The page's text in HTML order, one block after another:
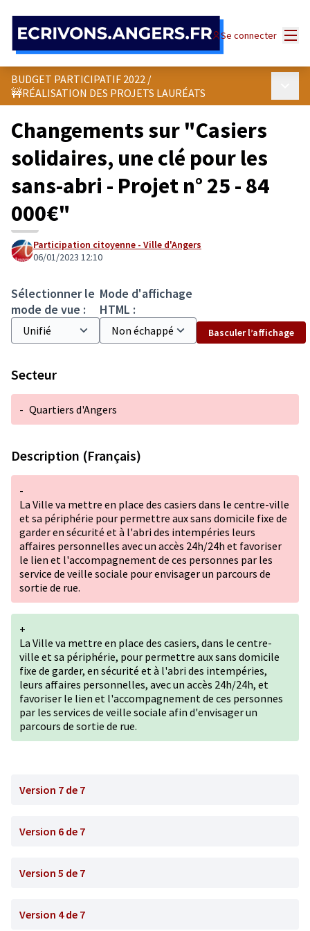
Se connecter
BUDGET PARTICIPATIF 2022 /
🚧RÉALISATION DES PROJETS LAURÉATS
Changements sur "Casiers
solidaires, une clé pour les
sans-abri - Projet n° 25 - 84
000€"
Participation citoyenne - Ville d'Angers
06/01/2023 12:10
Sélectionner le
mode de vue :
Mode d'affichage
HTML :
Basculer l’affichage
Secteur
- Quartiers d'Angers
Description (Français)
-
La Ville va mettre en place des casiers dans le centre-ville
et sa périphérie pour permettre aux sans domicile fixe de
garder en sécurité et à l'abri des intempéries leurs
affaires personnelles avec un accès 24h/24h et favoriser
le lien et l'accompagnement de ces personnes par les
service de veille sociale pour envisager un parcours de
sortie de rue.
+
La Ville va mettre en place des casiers, dans le centre-
ville et sa périphérie, pour permettre aux sans domicile
fixe de garder, en sécurité et à l'abri des intempéries,
leurs affaires personnelles, avec un accès 24h/24h, et
favoriser le lien et l'accompagnement de ces personnes
par les services de veille sociale afin d'envisager un
parcours de sortie de rue.
Version 7 de 7
Version 6 de 7
Version 5 de 7
Version 4 de 7